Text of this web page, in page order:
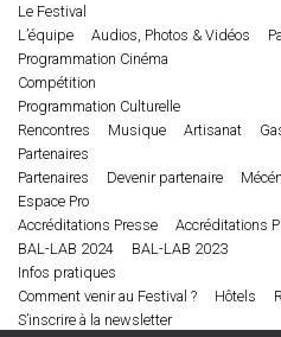
Le Festival
L’équipe
Audios, Photos & Vidéos
Programmation Cinéma
Compétition
Programmation Culturelle
Rencontres
Musique Artisanat
Partenaires
Partenaires
Devenir partenaire
Espace Pro
Accréditations Presse
Accréditations
BAL-LAB 2024
BAL-LAB 2023
Infos pratiques
Comment venir au Festival ?
Hôtels
S’inscrire à la newsletter